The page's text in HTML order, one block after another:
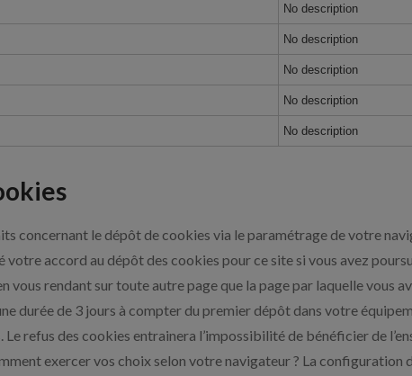
No description
No description
No description
No description
No description
concernant le dépôt de cookies via le paramétrage de votre
votre accord au dépôt des cookies pour ce site si vous avez
vous rendant sur toute autre page que la page par laquelle vous
durée de 3 jours à compter du premier dépôt dans votre
refus des cookies entrainera l’impossibilité de bénéficier de
exercer vos choix selon votre navigateur ? La